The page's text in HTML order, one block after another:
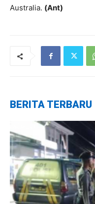
Australia. (Ant)
BERITA TERBARU